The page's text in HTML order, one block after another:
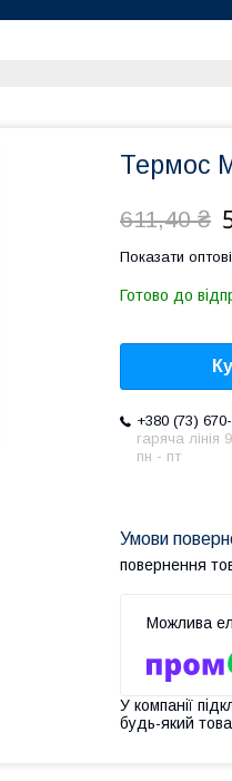
Термос
611,40 ₴
Показати
Готово до
+380 (73)
гаряча лінія
пн - пт
повернення
У компанії
будь-який